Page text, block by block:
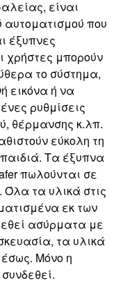
είναι
αυτοματισμού που
έξυπνες
χρήστες μπορούν
το σύστημα,
εικόνα ή να
ρυθμίσεις
θέρμανσης κ.λπ.
εύκολη τη
Τα έξυπνα
πωλούνται σε
τα υλικά στις
εκ των
ασύρματα με
τα υλικά
Μόνο η